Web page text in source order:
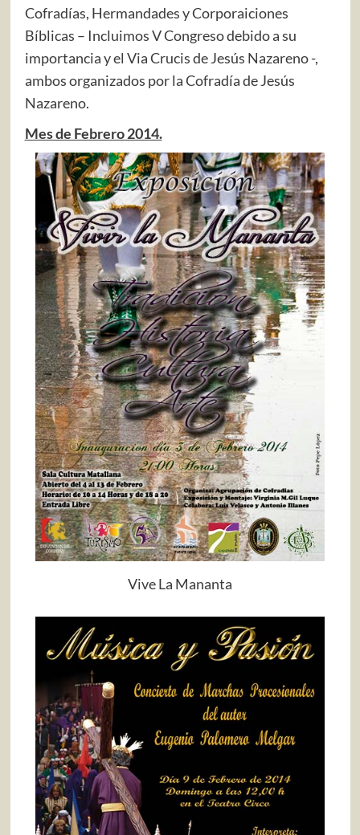
Cofradías, Hermandades y Corporaiciones
Bíblicas – Incluimos V Congreso debido a su
importancia y el Via Crucis de Jesús Nazareno -,
ambos organizados por la Cofradía de Jesús
Nazareno.
Mes de Febrero 2014.
Vive La Mananta